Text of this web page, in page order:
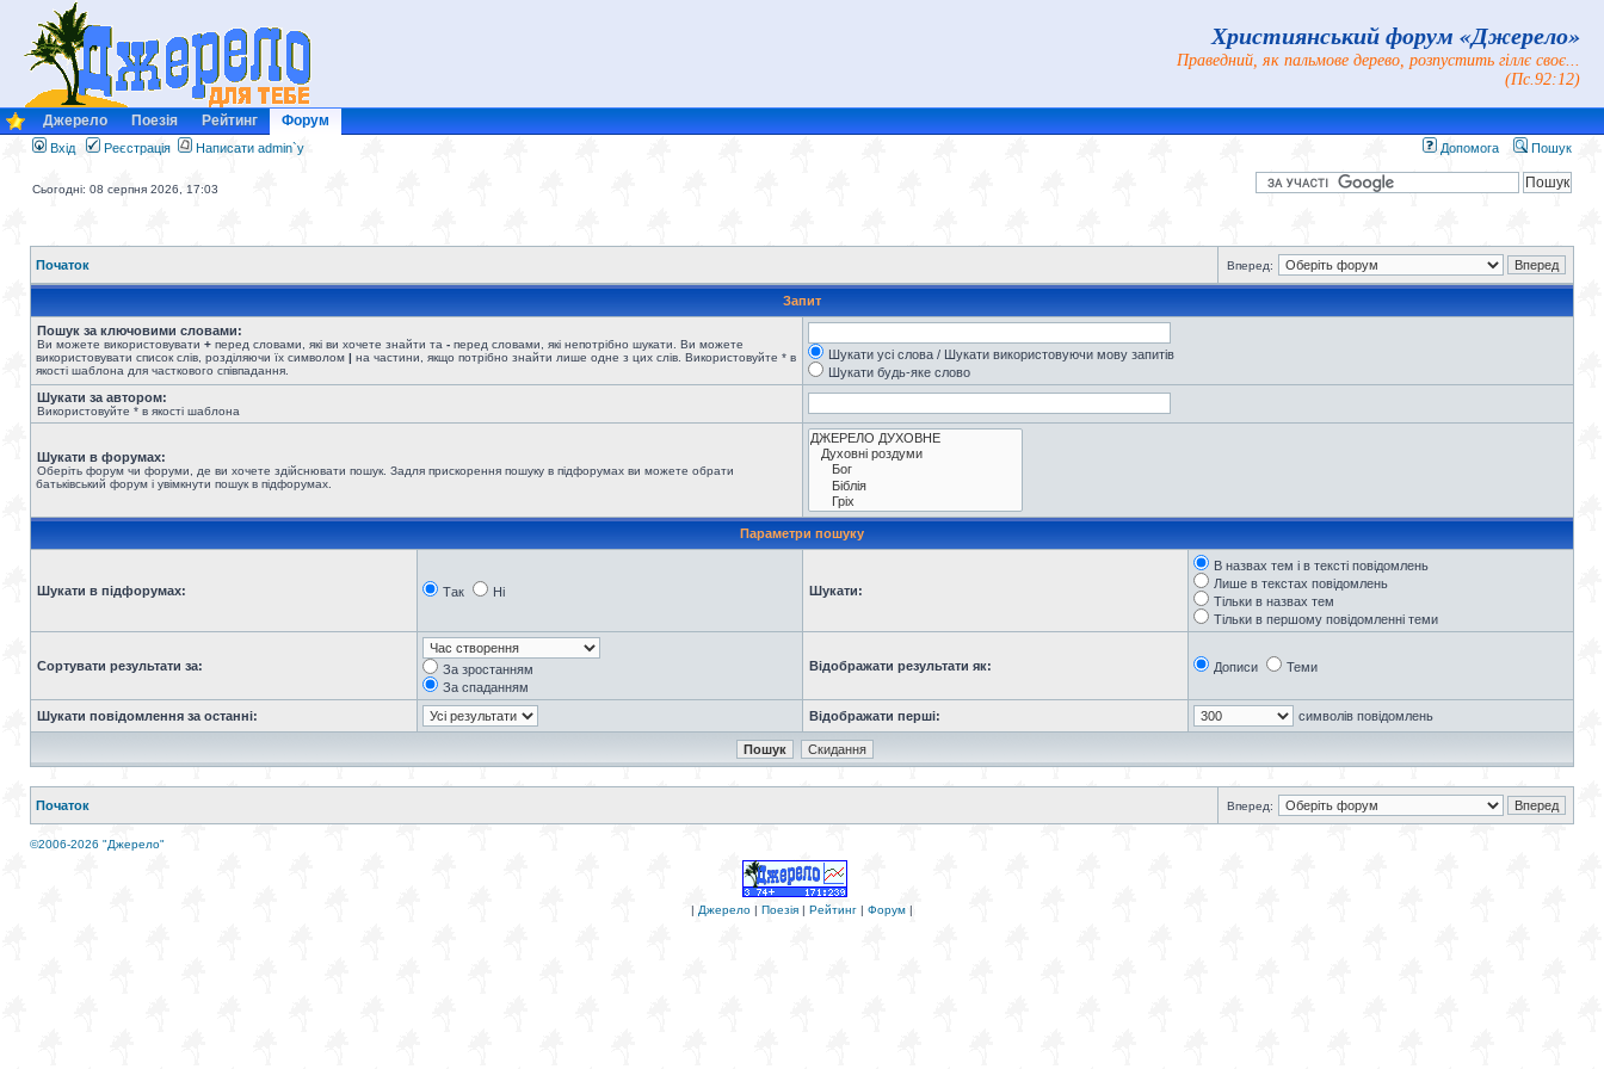
Християнський форум «Джерело»
Праведний, як пальмове дерево, розпустить гіллє своє...
(Пс.92:12)
Джерело Поезія Рейтинг Форум
Вхід Реєстрація Написати admin`у Допомога Пошук
Сьогодні: 08 серпня 2026, 17:03
Початок Вперед:
Запит
Пошук за ключовими словами:
Ви можете використовувати + перед словами, які ви хочете знайти та - перед словами, які непотрібно шукати. Ви можете
використовувати список слів, розділяючи їх символом | на частини, якщо потрібно знайти лише одне з цих слів. Використовуйте * в
якості шаблона для часткового співпадання.
Шукати усі слова / Шукати використовуючи мову запитів
Шукати будь-яке слово
Шукати за автором:
Використовуйте * в якості шаблона
Шукати в форумах:
Оберіть форум чи форуми, де ви хочете здійснювати пошук. Задля прискорення пошуку в підфорумах ви можете обрати
батьківський форум і увімкнути пошук в підфорумах.
Параметри пошуку
Шукати в підфорумах: Так Ні Шукати:
В назвах тем і в тексті повідомлень
Лише в текстах повідомлень
Тільки в назвах тем
Тільки в першому повідомленні теми
Сортувати результати за:
За зростанням
За спаданням
Відображати результати як: Дописи Теми
Шукати повідомлення за останні: Відображати перші: символів повідомлень
Початок Вперед:
©2006-2026 "Джерело"
| Джерело | Поезія | Рейтинг | Форум |